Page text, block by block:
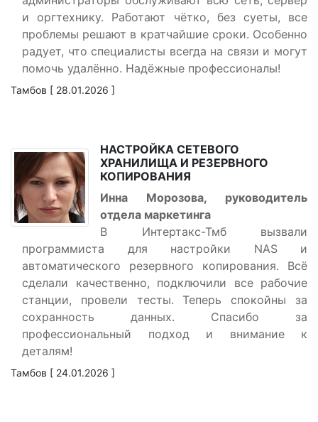
и оргтехнику. Работают чётко, без суеты, все
проблемы решают в кратчайшие сроки. Особенно
радует, что специалисты всегда на связи и могут
помочь удалённо. Надёжные профессионалы!
Тамбов [ 28.01.2026 ]
НАСТРОЙКА СЕТЕВОГО
ХРАНИЛИЩА И РЕЗЕРВНОГО
КОПИРОВАНИЯ
Инна Морозова, руководитель
отдела маркетинга
В Интертакс-Тмб вызвали
программиста для настройки NAS и
автоматического резервного копирования. Всё
сделали качественно, подключили все рабочие
станции, провели тесты. Теперь спокойны за
сохранность данных. Спасибо за
профессиональный подход и внимание к
деталям!
Тамбов [ 24.01.2026 ]